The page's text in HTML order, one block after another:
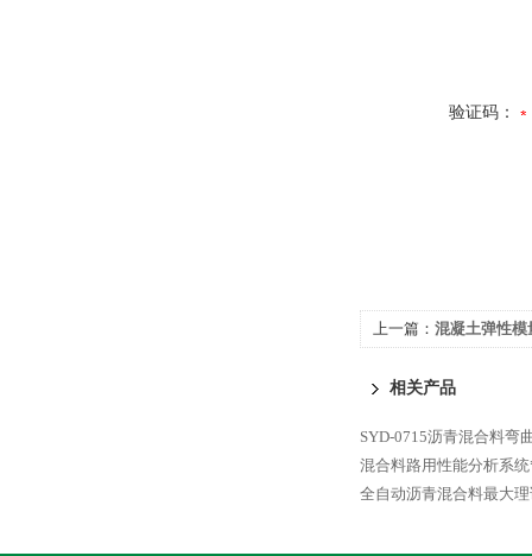
验证码：
上一篇： 混凝土弹性模
相关产品
SYD-0715沥青混合料弯
混合料路用性能分析系
全自动沥青混合料最大